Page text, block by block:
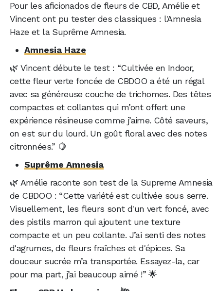
Pour les aficionados de fleurs de CBD, Amélie et
Vincent ont pu tester des classiques : l'Amnesia
Haze et la Suprême Amnesia.
Amnesia Haze
🌿 Vincent débute le test : “Cultivée en Indoor,
cette fleur verte foncée de CBDOO a été un régal
avec sa généreuse couche de trichomes. Des têtes
compactes et collantes qui m’ont offert une
expérience résineuse comme j’aime. Côté saveurs,
on est sur du lourd. Un goût floral avec des notes
citronnées.” 🍋
Suprême Amnesia
🌿 Amélie raconte son test de la Supreme Amnesia
de CBDOO : “Cette variété est cultivée sous serre.
Visuellement, les fleurs sont d'un vert foncé, avec
des pistils marron qui ajoutent une texture
compacte et un peu collante. J’ai senti des notes
d'agrumes, de fleurs fraîches et d'épices. Sa
douceur sucrée m’a transportée. Essayez-la, car
pour ma part, j’ai beaucoup aimé !” 🌟